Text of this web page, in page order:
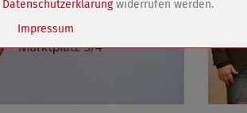
Datenschutzerklärungwiderrufen werden.
Impressum